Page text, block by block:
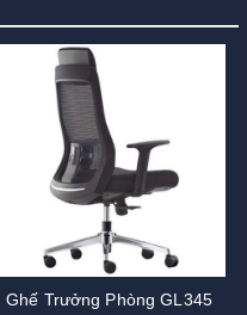
Ghế Trưởng Phòng GL345